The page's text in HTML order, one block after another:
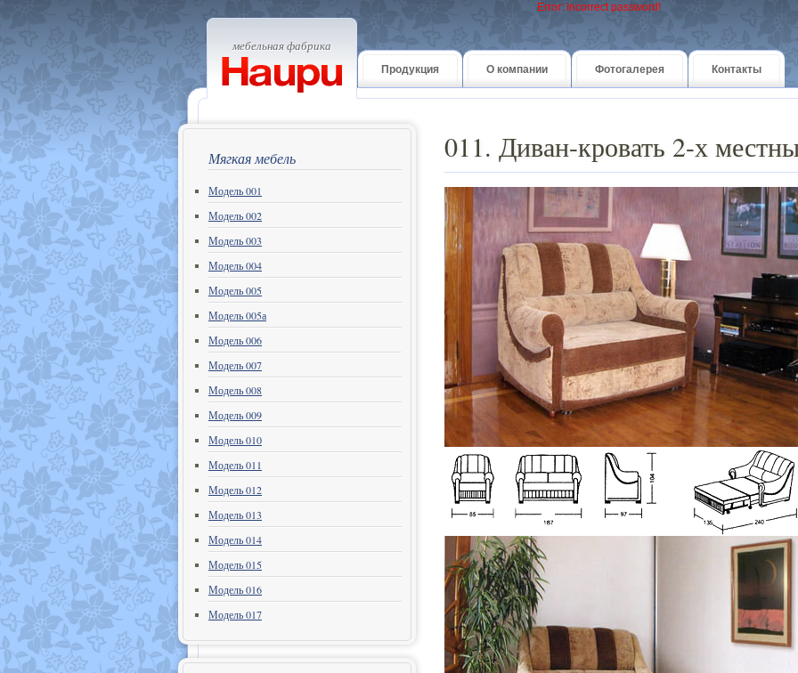
Error: Incorrect password!
Продукция О компании Фотогалерея Контакты
мебельная фабрика
Мягкая мебель
Модель 001
Модель 002
Модель 003
Модель 004
Модель 005
Модель 005а
Модель 006
Модель 007
Модель 008
Модель 009
Модель 010
Модель 011
Модель 012
Модель 013
Модель 014
Модель 015
Модель 016
Модель 017
011. Диван-кровать 2-х